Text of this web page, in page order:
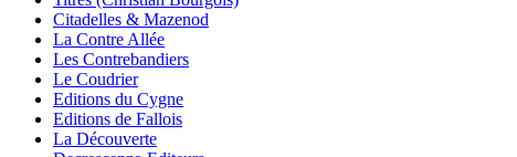
Citadelles & Mazenod
La Contre Allée
Les Contrebandiers
Le Coudrier
Editions du Cygne
Editions de Fallois
La Découverte